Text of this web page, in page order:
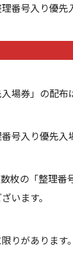
番号入り優
場券」の配布
号入り優先入
枚の「整理
います。
りがあります